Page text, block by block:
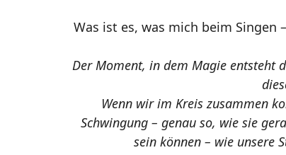
Was ist es, was mich beim Singen
Der Moment, in dem Magie entsteht
Wenn wir im Kreis zusammen
Schwingung – genau so, wie sie
sein können – wie unsere